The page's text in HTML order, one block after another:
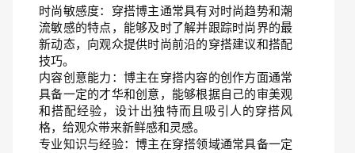
时尚敏感度：穿搭博主通常具有对时尚趋势和潮
流敏感的特点，能够及时了解并跟踪时尚界的最
新动态，向观众提供时尚前沿的穿搭建议和搭配
技巧。
内容创意能力：博主在穿搭内容的创作方面通常
具备一定的才华和创意，能够根据自己的审美观
和搭配经验，设计出独特而且吸引人的穿搭风
格，给观众带来新鲜感和灵感。
专业知识与经验：博主在穿搭领域通常具备一定